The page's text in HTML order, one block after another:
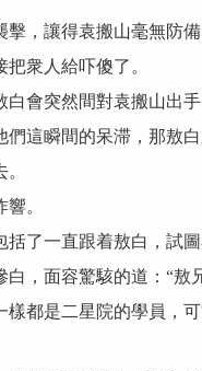
讓得袁搬山毫無防備
衆人給吓傻了。
會突然間對袁搬山出
瞬間的呆滞，那敖白
。
了一直跟着敖白，試圖
，面容驚駭的道：“敖
是二星院的學員，可